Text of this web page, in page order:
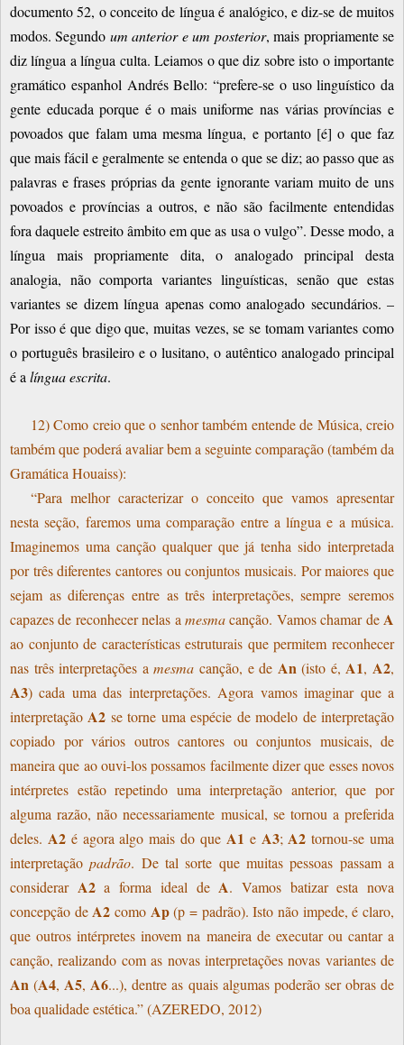
documento 52, o conceito de língua é analógico, e diz-se de muitos
modos. Segundo um anterior e um posterior, mais propriamente se
diz língua a língua culta. Leiamos o que diz sobre isto o importante
gramático espanhol Andrés Bello: “prefere-se o uso linguístico da
gente educada porque é o mais uniforme nas várias províncias e
povoados que falam uma mesma língua, e portanto [é] o que faz
que mais fácil e geralmente se entenda o que se diz; ao passo que as
palavras e frases próprias da gente ignorante variam muito de uns
povoados e províncias a outros, e não são facilmente entendidas
fora daquele estreito âmbito em que as usa o vulgo”. Desse modo, a
língua mais propriamente dita, o analogado principal desta
analogia, não comporta variantes linguísticas, senão que estas
variantes se dizem língua apenas como analogado secundários. –
Por isso é que digo que, muitas vezes, se se tomam variantes como
o português brasileiro e o lusitano, o autêntico analogado principal
é a língua escrita.
12) Como creio que o senhor também entende de Música, creio
também que poderá avaliar bem a seguinte comparação (também da
Gramática Houaiss):
“Para melhor caracterizar o conceito que vamos apresentar
nesta seção, faremos uma comparação entre a língua e a música.
Imaginemos uma canção qualquer que já tenha sido interpretada
por três diferentes cantores ou conjuntos musicais. Por maiores que
sejam as diferenças entre as três interpretações, sempre seremos
capazes de reconhecer nelas a mesmacanção. Vamos chamar deA
ao conjunto de características estruturais que permitem reconhecer
nas três interpretações amesma canção, e de An(isto é, A1, A2,
A3) cada uma das interpretações. Agora vamos imaginar que a
interpretação A2 se torne uma espécie de modelo de interpretação
copiado por vários outros cantores ou conjuntos musicais, de
maneira que ao ouvi-los possamos facilmente dizer que esses novos
intérpretes estão repetindo uma interpretação anterior, que por
alguma razão, não necessariamente musical, se tornou a preferida
deles. A2é agora algo mais do que A1 e A3; A2 tornou-se uma
interpretaçãopadrão. De tal sorte que muitas pessoas passam a
considerar A2a forma ideal de A. Vamos batizar esta nova
concepção de A2como Ap(p = padrão). Isto não impede, é claro,
que outros intérpretes inovem na maneira de executar ou cantar a
canção, realizando com as novas interpretações novas variantes de
An(A4, A5, A6...), dentre as quais algumas poderão ser obras de
boa qualidade estética.” (AZEREDO, 2012)